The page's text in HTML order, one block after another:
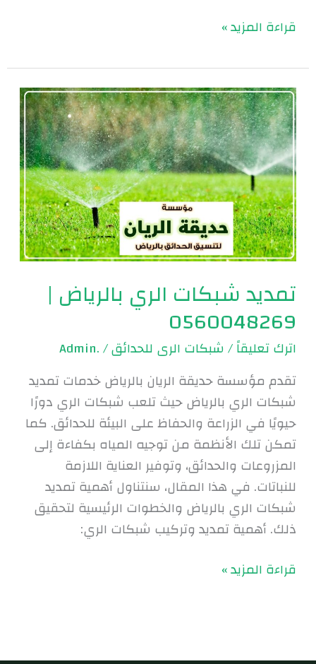
قراءة المزيد »
تمديد شبكات الري بالرياض |
0560048269
اترك تعليقاً/شبكات الرى للحدائق/
.Admin
تقدم مؤسسة حديقة الريان بالرياض خدمات تمديد
شبكات الري بالرياض حيث تلعب شبكات الري دورًا
حيويًا في الزراعة والحفاظ على البيئة للحدائق. كما
تمكن تلك الأنظمة من توجيه المياه بكفاءة إلى
المزروعات والحدائق، وتوفير العناية اللازمة
للنباتات. في هذا المقال، سنتناول أهمية تمديد
شبكات الري بالرياض والخطوات الرئيسية لتحقيق
ذلك. أهمية تمديد وتركيب شبكات الري:
تمديد
شبكات
الري
بالرياض
|
0560048269
قراءة المزيد »